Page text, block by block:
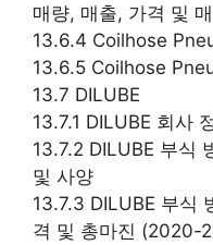
매량, 매출, 가격 및
13.6.4 Coilhose
13.6.5 Coilhose
13.7 DILUBE
13.7.1 DILUBE 회사
13.7.2 DILUBE 부식
및 사양
13.7.3 DILUBE 부식
격 및 총마진 (2020-